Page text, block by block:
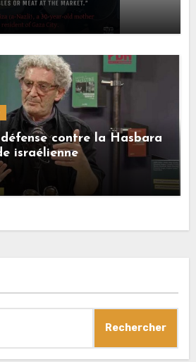
contre la Hasbara
israélienne
Rechercher